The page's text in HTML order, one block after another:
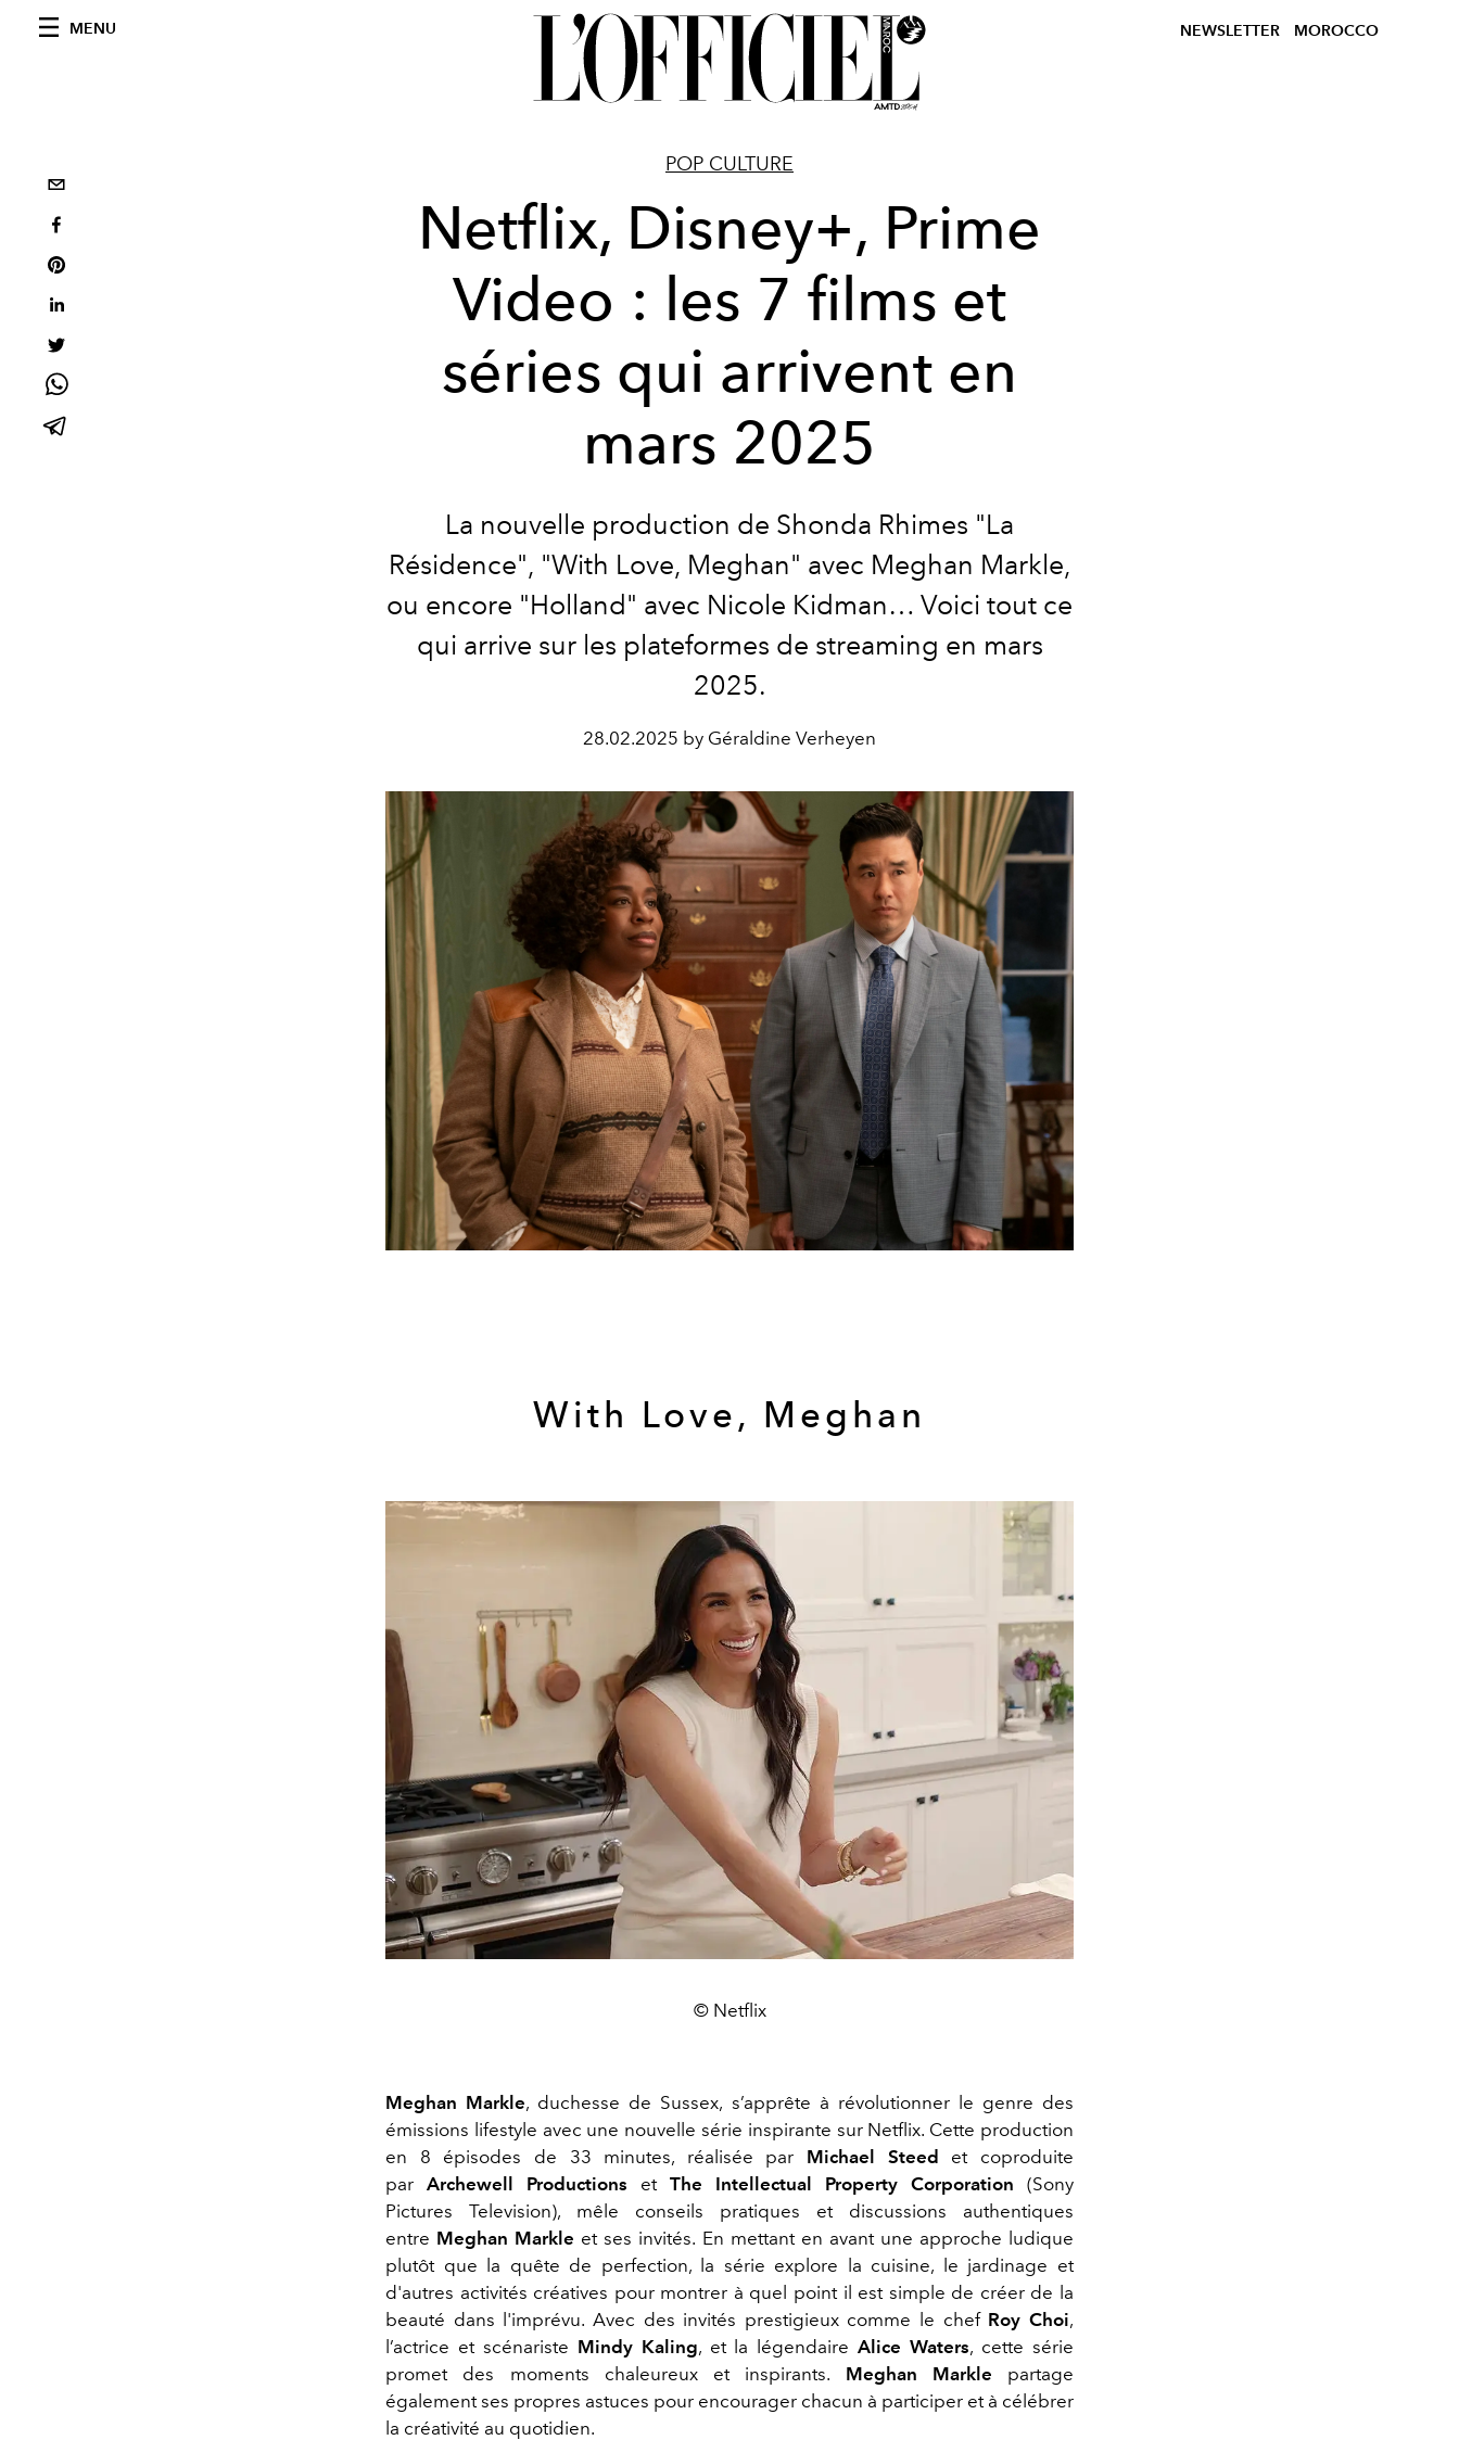
MENU NEWSLETTER MOROCCO
POP CULTURE
Netflix, Disney+, Prime
Video : les 7 films et
séries qui arrivent en
mars 2025
La nouvelle production de Shonda Rhimes "La
Résidence", "With Love, Meghan" avec Meghan Markle,
ou encore "Holland" avec Nicole Kidman… Voici tout ce
qui arrive sur les plateformes de streaming en mars
2025.
28.02.2025 by Géraldine Verheyen
With Love, Meghan
© Netflix
Meghan Markle, duchesse de Sussex, s’apprête à révolutionner le genre des
émissions lifestyle avec une nouvelle série inspirante sur Netflix. Cette production
en 8 épisodes de 33 minutes, réalisée par Michael Steed et coproduite
par Archewell Productions et The Intellectual Property Corporation (Sony
Pictures Television), mêle conseils pratiques et discussions authentiques
entre Meghan Markle et ses invités. En mettant en avant une approche ludique
plutôt que la quête de perfection, la série explore la cuisine, le jardinage et
d'autres activités créatives pour montrer à quel point il est simple de créer de la
beauté dans l'imprévu. Avec des invités prestigieux comme le chef Roy Choi,
l’actrice et scénariste Mindy Kaling, et la légendaireAlice Waters, cette série
promet des moments chaleureux et inspirants. Meghan Markle partage
également ses propres astuces pour encourager chacun à participer et à célébrer
la créativité au quotidien.